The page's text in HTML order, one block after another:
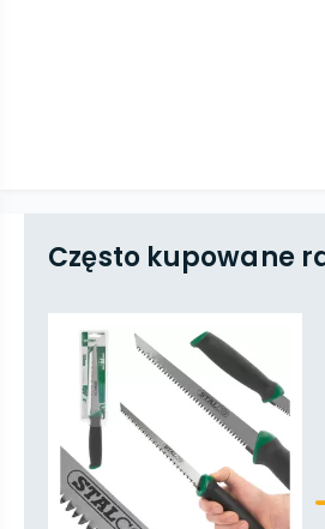
Często kupowane